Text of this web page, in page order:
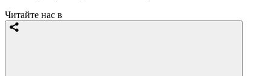
Читайте нас в